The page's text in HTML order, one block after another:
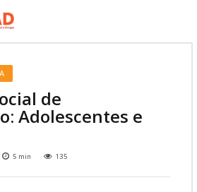
de
Adolescentes e
5 min 135